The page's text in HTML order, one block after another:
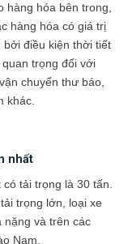
hàng hóa bên trong,
hàng hóa có giá trị
điều kiện thời tiết
trọng đối với
chuyển thư báo,
khác.
nhất
tải trọng là 30 tấn.
trọng lớn, loại xe
nặng và trên các
Nam.